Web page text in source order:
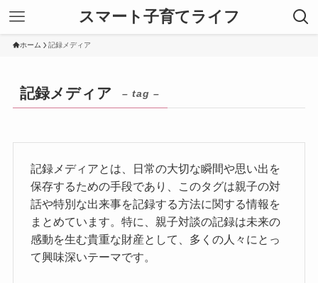
スマート子育てライフ
ホーム 記録メディア
記録メディア – tag –
記録メディアとは、日常の大切な瞬間や思い出を
保存するための手段であり、このタグは親子の対
話や特別な出来事を記録する方法に関する情報を
まとめています。特に、親子対談の記録は未来の
感動を生む貴重な財産として、多くの人々にとっ
て興味深いテーマです。